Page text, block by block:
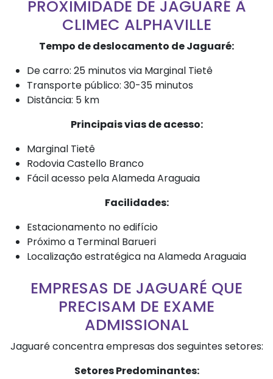
PROXIMIDADE DE JAGUARÉ À
CLIMEC ALPHAVILLE
Tempo de deslocamento de Jaguaré:
De carro: 25 minutos via Marginal Tietê
Transporte público: 30-35 minutos
Distância: 5 km
Principais vias de acesso:
Marginal Tietê
Rodovia Castello Branco
Fácil acesso pela Alameda Araguaia
Facilidades:
Estacionamento no edifício
Próximo a Terminal Barueri
Localização estratégica na Alameda Araguaia
EMPRESAS DE JAGUARÉ QUE
PRECISAM DE EXAME
ADMISSIONAL
Jaguaré concentra empresas dos seguintes setores:
Setores Predominantes: